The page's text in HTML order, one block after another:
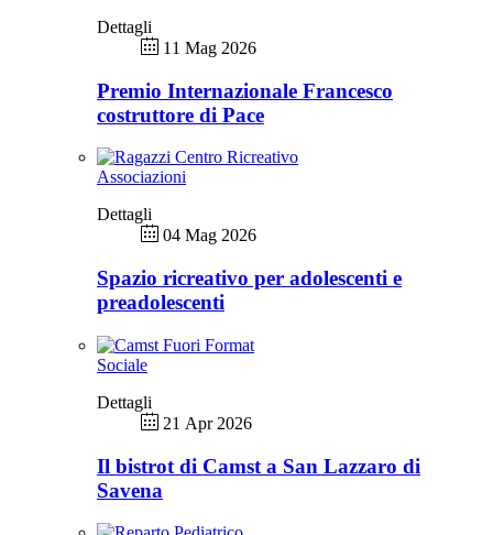
Dettagli
11 Mag 2026
Premio Internazionale Francesco
costruttore di Pace
Associazioni
Dettagli
04 Mag 2026
Spazio ricreativo per adolescenti e
preadolescenti
Sociale
Dettagli
21 Apr 2026
Il bistrot di Camst a San Lazzaro di
Savena